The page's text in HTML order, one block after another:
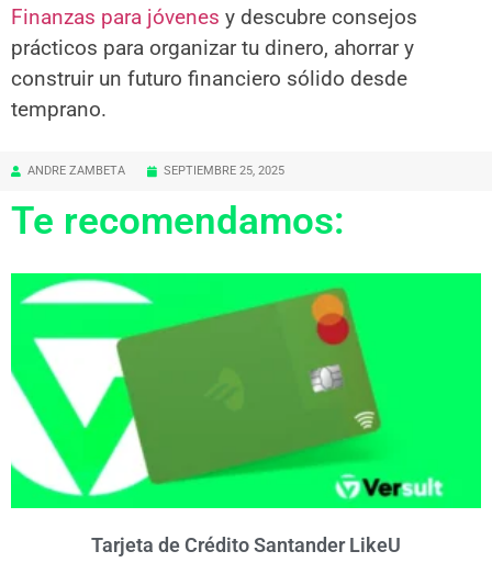
Finanzas para jóvenes y descubre consejos
prácticos para organizar tu dinero, ahorrar y
construir un futuro financiero sólido desde
temprano.
ANDRE ZAMBETA SEPTIEMBRE 25, 2025
Te recomendamos:
Tarjeta de Crédito Santander LikeU